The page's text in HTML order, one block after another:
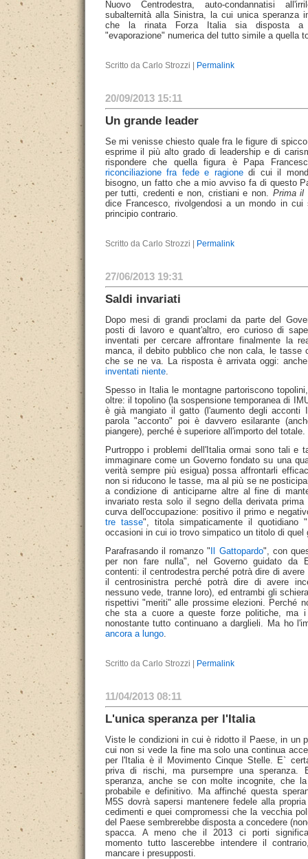
Nuovo Centrodestra, auto-condannatisi
subalternità alla Sinistra, la cui unica speranza
che la rinata Forza Italia sia disposta a
"evaporazione" numerica del tutto simile a quella
Scritto da Carlo Strozzi | Permalink
20/09/2013 15:11
Un grande leader
Se mi venisse chiesto quale fra le figure di
esprime il più alto grado di leadership e di
rispondere che quella figura è Papa
riconciliazione fra fede e ragionedi cui il
bisogno, un fatto che a mio avviso fa di questo
per tutti, credenti e non, cristiani e non. Prima il
dice Francesco, rivolgendosi a un mondo in
principio contrario.
Scritto da Carlo Strozzi | Permalink
27/06/2013 19:31
Saldi invariati
Dopo mesi di grandi proclami da parte del
posti di lavoro e quant'altro, ero curioso di
inventati per cercare affrontare finalmente la
manca, il debito pubblico che non cala, le tasse
che se ne va. La risposta è arrivata oggi:
inventati niente.
Spesso in Italia le montagne partoriscono
oltre: il topolino (la sospensione temporanea di
è già mangiato il gatto (l'aumento degli acconti
parola "acconto" poi è davvero esilarante
piangere), perché è superiore all'importo del totale.
Purtroppo i problemi dell'Italia ormai sono tali e
immaginare come un Governo fondato su una
verità sempre più esigua) possa affrontarli
non si riducono le tasse, ma al più se ne
a condizione di anticiparne altre al fine di
invariato resta solo il segno della derivata
curva dell'occupazione: positivo il primo e
tre tasse", titola simpaticamente il quotidiano
occasioni in cui io trovo simpatico un titolo di quel
Parafrasando il romanzo " Il Gattopardo", con
per non fare nulla", nel Governo guidato da
contenti: il centrodestra perché potrà dire di
il centrosinistra perché potrà dire di avere
nessuno vede, tranne loro), ed entrambi gli
rispettivi "meriti" alle prossime elezioni. Perché
che sta a cuore a queste forze politiche, ma
nonostante tutto continuano a darglieli. Ma ho
ancora a lungo.
Scritto da Carlo Strozzi | Permalink
11/04/2013 08:11
L'unica speranza per l'Italia
Viste le condizioni in cui è ridotto il Paese, in un
cui non si vede la fine ma solo una continua
per l'Italia è il Movimento Cinque Stelle. E`
priva di rischi, ma pursempre una speranza.
speranza, anche se con molte incognite, che
probabile e definitivo. Ma affinché questa
M5S dovrà sapersi mantenere fedele alla
cedimenti e quei compromessi che la vecchia
del Paese sembrerebbe disposta a concedere
spacca. A meno che il 2013 ci porti
momento tutto lascerebbe intendere il
mancare i presupposti.